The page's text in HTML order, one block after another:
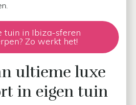
tuin in Ibiza-sferen
Zo werkt het!
ultieme luxe
in eigen tuin